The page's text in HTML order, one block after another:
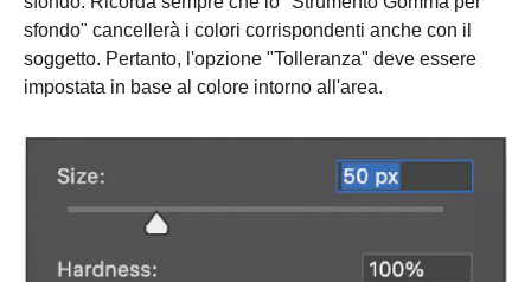
sfondo" cancellerà i colori corrispondenti anche con il
soggetto. Pertanto, l'opzione "Tolleranza" deve essere
impostata in base al colore intorno all'area.